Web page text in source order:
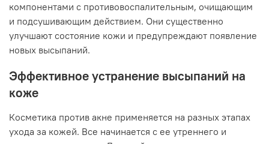
компонентами с противовоспалительным, очищающим
и подсушивающим действием. Они существенно
улучшают состояние кожи и предупреждают появление
новых высыпаний.
Эффективное устранение высыпаний на
коже
Косметика против акне применяется на разных этапах
ухода за кожей. Все начинается с ее утреннего и